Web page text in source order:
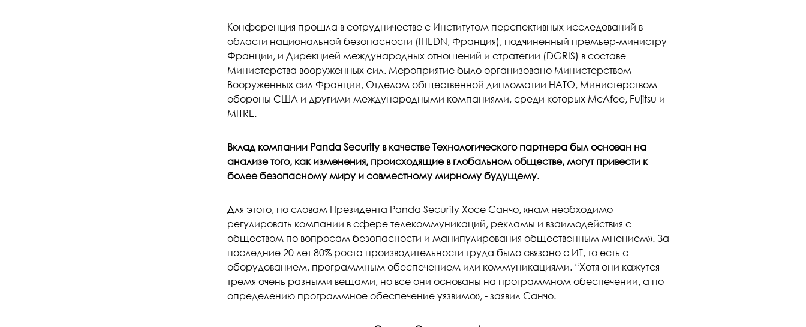
Конференция прошла в сотрудничестве с Институтом перспективных исследований в
области национальной безопасности (IHEDN, Франция), подчиненный премьер-министру
Франции, и Дирекцией международных отношений и стратегии (DGRIS) в составе
Министерства вооруженных сил. Мероприятие было организовано Министерством
Вооруженных сил Франции, Отделом общественной дипломатии НАТО, Министерством
обороны США и другими международными компаниями, среди которых McAfee, Fujitsu и
MITRE.
Вклад компании Panda Security в качестве Технологического партнера был основан на
анализе того, как изменения, происходящие в глобальном обществе, могут привести к
более безопасному миру и совместному мирному будущему.
Для этого, по словам Президента Panda Security Хосе Санчо, «нам необходимо
регулировать компании в сфере телекоммуникаций, рекламы и взаимодействия с
обществом по вопросам безопасности и манипулирования общественным мнением». За
последние 20 лет 80% роста производительности труда было связано с ИТ, то есть с
оборудованием, программным обеспечением или коммуникациями. “Хотя они кажутся
тремя очень разными вещами, но все они основаны на программном обеспечении, а по
определению программное обеспечение уязвимо», - заявил Санчо.